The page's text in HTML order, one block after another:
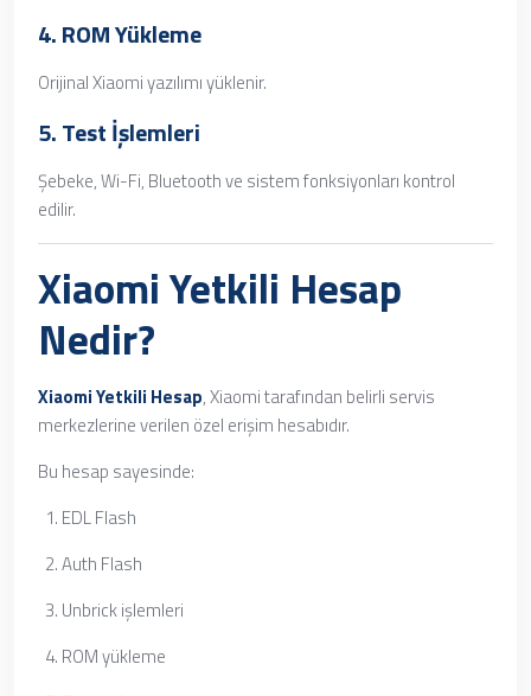
4. ROM Yükleme
Orijinal Xiaomi yazılımı yüklenir.
5. Test İşlemleri
Şebeke, Wi-Fi, Bluetooth ve sistem fonksiyonları kontrol
edilir.
Xiaomi Yetkili Hesap
Nedir?
Xiaomi Yetkili Hesap, Xiaomi tarafından belirli servis
merkezlerine verilen özel erişim hesabıdır.
Bu hesap sayesinde:
EDL Flash
Auth Flash
Unbrick işlemleri
ROM yükleme